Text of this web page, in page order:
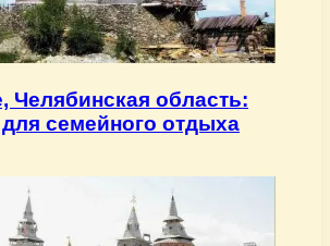
Челябинская область:
семейного отдыха